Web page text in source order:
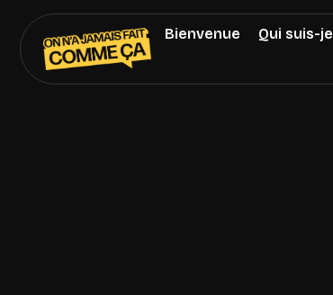
Bienvenue Qui suis-je